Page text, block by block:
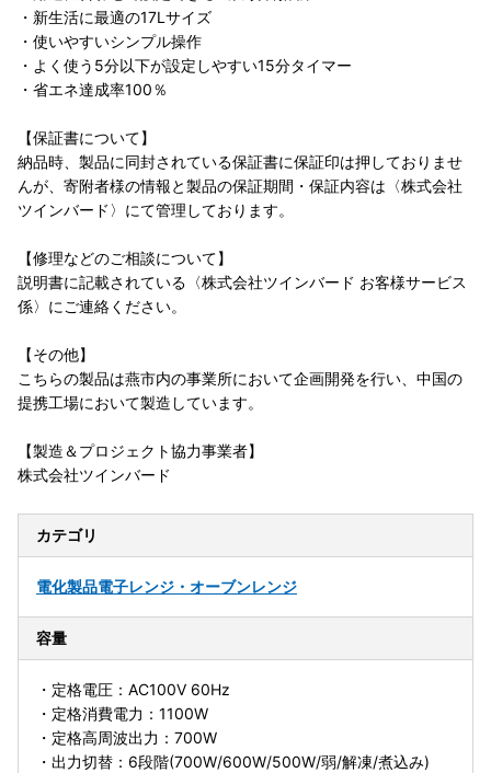
・新生活に最適の17Lサイズ
・使いやすいシンプル操作
・よく使う5分以下が設定しやすい15分タイマー
・省エネ達成率100％
【保証書について】
納品時、製品に同封されている保証書に保証印は押しておりませ
んが、寄附者様の情報と製品の保証期間・保証内容は〈株式会社
ツインバード〉にて管理しております。
【修理などのご相談について】
説明書に記載されている〈株式会社ツインバード お客様サービス
係〉にご連絡ください。
【その他】
こちらの製品は燕市内の事業所において企画開発を行い、中国の
提携工場において製造しています。
【製造＆プロジェクト協力事業者】
株式会社ツインバード
カテゴリ
電化製品電子レンジ・オーブンレンジ
容量
・定格電圧：AC100V 60Hz
・定格消費電力：1100W
・定格高周波出力：700W
・出力切替：6段階(700W/600W/500W/弱/解凍/煮込み)